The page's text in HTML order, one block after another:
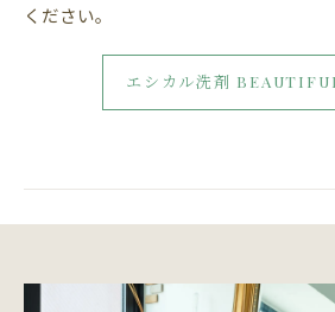
ください。
エシカル洗剤